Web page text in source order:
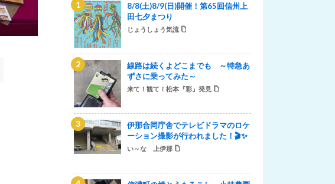
8/8(土)8/9(日)開催！第65回信州上
田七夕まつり
じょうしょう気流
線路は続くよどこまでも ～特急あ
ずさに乗ってみた～
来て！観て！松本『彩』発見
伊那合同庁舎でテレビドラマのロケ
ーション撮影が行われました！🎬✨
い～な 上伊那